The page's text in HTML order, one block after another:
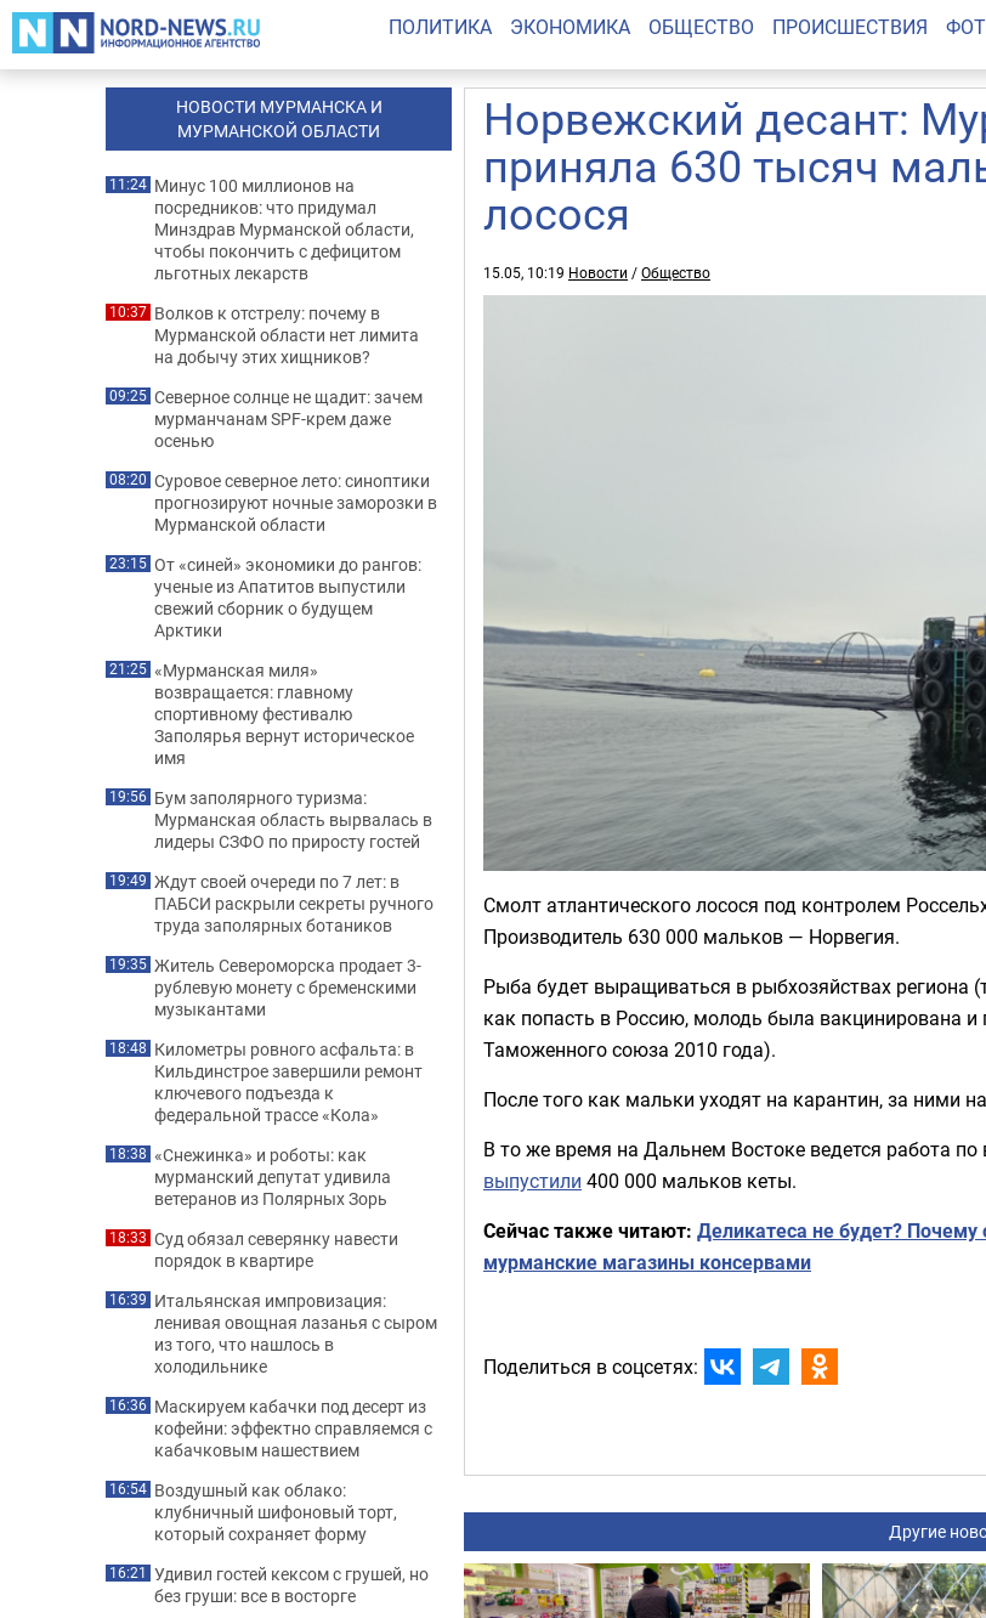
ПОЛИТИКА ЭКОНОМИКА ОБЩЕСТВО ПРОИСШЕСТВИЯ
Норвежский десант:
приняла 630 тысяч
лосося
15.05, 10:19 Новости /Общество
Смолт атлантического лосося под контролем
Производитель 630 000 мальков — Норвегия.
Рыба будет выращиваться в рыбхозяйствах региона
как попасть в Россию, молодь была вакцинирована и
Таможенного союза 2010 года).
После того как мальки уходят на карантин, за ними
В то же время на Дальнем Востоке ведется работа
выпустили 400 000 мальков кеты.
Сейчас также читают: Деликатеса не будет? Почему
мурманские магазины консервами
Поделиться в соцсетях:
Другие
НОВОСТИ МУРМАНСКА И
МУРМАНСКОЙ ОБЛАСТИ
11:24 Минус 100 миллионов на
посредников: что придумал
Минздрав Мурманской области,
чтобы покончить с дефицитом
льготных лекарств
10:37 Волков к отстрелу: почему в
Мурманской области нет лимита
на добычу этих хищников?
09:25 Северное солнце не щадит: зачем
мурманчанам SPF-крем даже
осенью
08:20 Суровое северное лето: синоптики
прогнозируют ночные заморозки в
Мурманской области
23:15 От «синей» экономики до рангов:
ученые из Апатитов выпустили
свежий сборник о будущем
Арктики
21:25 «Мурманская миля»
возвращается: главному
спортивному фестивалю
Заполярья вернут историческое
имя
19:56 Бум заполярного туризма:
Мурманская область вырвалась в
лидеры СЗФО по приросту гостей
19:49 Ждут своей очереди по 7 лет: в
ПАБСИ раскрыли секреты ручного
труда заполярных ботаников
19:35 Житель Североморска продает 3-
рублевую монету с бременскими
музыкантами
18:48 Километры ровного асфальта: в
Кильдинстрое завершили ремонт
ключевого подъезда к
федеральной трассе «Кола»
18:38 «Снежинка» и роботы: как
мурманский депутат удивила
ветеранов из Полярных Зорь
18:33 Суд обязал северянку навести
порядок в квартире
16:39 Итальянская импровизация:
ленивая овощная лазанья с сыром
из того, что нашлось в
холодильнике
16:36 Маскируем кабачки под десерт из
кофейни: эффектно справляемся с
кабачковым нашествием
16:54 Воздушный как облако:
клубничный шифоновый торт,
который сохраняет форму
16:21 Удивил гостей кексом с грушей, но
без груши: все в восторге